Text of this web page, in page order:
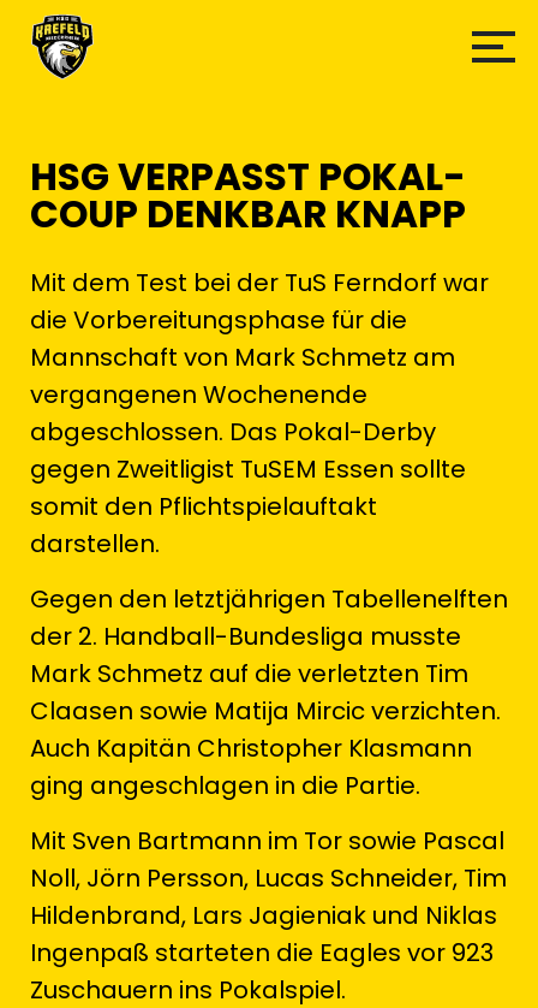
HSG VERPASST POKAL-
COUP DENKBAR KNAPP
Mit dem Test bei der TuS Ferndorf war
die Vorbereitungsphase für die
Mannschaft von Mark Schmetz am
vergangenen Wochenende
abgeschlossen. Das Pokal-Derby
gegen Zweitligist TuSEM Essen sollte
somit den Pflichtspielauftakt
darstellen.
Gegen den letztjährigen Tabellenelften
der 2. Handball-Bundesliga musste
Mark Schmetz auf die verletzten Tim
Claasen sowie Matija Mircic verzichten.
Auch Kapitän Christopher Klasmann
ging angeschlagen in die Partie.
Mit Sven Bartmann im Tor sowie Pascal
Noll, Jörn Persson, Lucas Schneider, Tim
Hildenbrand, Lars Jagieniak und Niklas
Ingenpaß starteten die Eagles vor 923
Zuschauern ins Pokalspiel.